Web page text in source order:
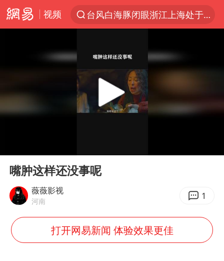
视频
台风白海豚闭眼浙江上海处于危险半圆
香港宏福苑火灾或由烟头引起
浙江台州《告全体市民书》
伊斯兰版北约来了吗
四川宜宾3.4级地震
上半年国内居民出游人次34.63亿
Play
嘴肿这样还没事呢
薇薇影视
河南 1
打开网易新闻 体验效果更佳